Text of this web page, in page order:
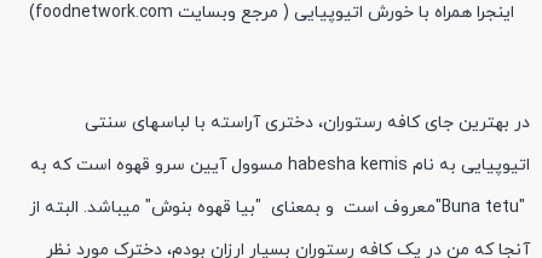
اینجرا همراه با خورش اتیوپیایی ( مرجع وبسایت foodnetwork.com)
در بهترین جای کافه رستوران، دختری آراسته با لباسهای سنتی
اتیوپیایی به نام habesha kemis مسوول آیین سرو قهوه است که به
"Buna tetu"معروف است و بمعنای "بیا قهوه بنوش" میباشد. البته از
آنجا که من در یک کافه رستوران بسیار ارزان بودم، دخترک مورد نظر